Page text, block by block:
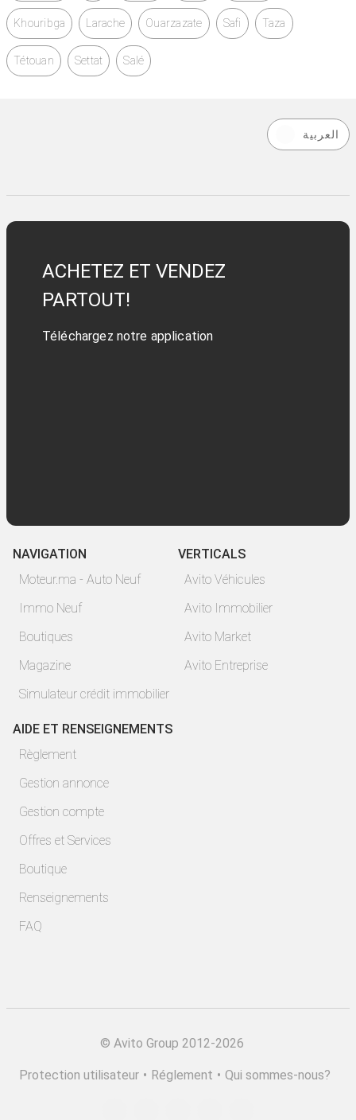
Khouribga Larache Ouarzazate Safi Taza
Tétouan Settat Salé
العربية
ACHETEZ ET VENDEZ
PARTOUT!
Téléchargez notre application
NAVIGATION
Moteur.ma - Auto Neuf
Immo Neuf
Boutiques
Magazine
Simulateur crédit immobilier
VERTICALS
Avito Véhicules
Avito Immobilier
Avito Market
Avito Entreprise
AIDE ET RENSEIGNEMENTS
Règlement
Gestion annonce
Gestion compte
Offres et Services
Boutique
Renseignements
FAQ
© Avito Group 2012-2026
Protection utilisateur • Réglement • Qui sommes-nous?